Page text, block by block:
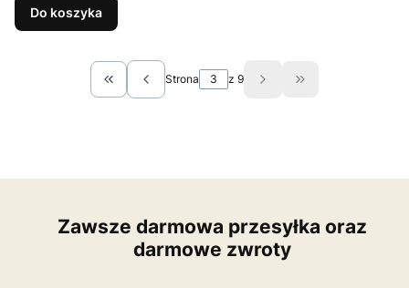
Do koszyka
Wróć do pierwszej strony z produktami
Strona z 9 Przejdź do
Zawsze darmowa przesyłka oraz
darmowe zwroty